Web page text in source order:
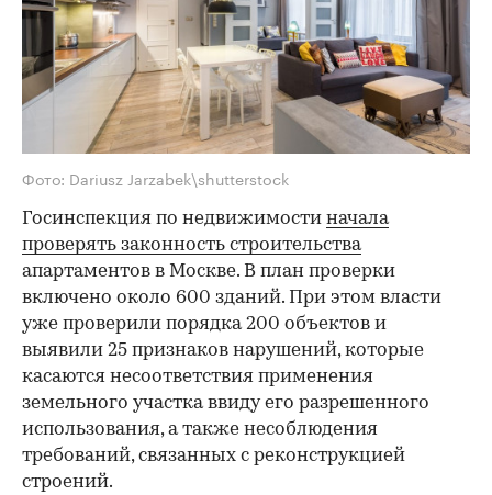
Фото: Dariusz Jarzabek\shutterstock
Госинспекция по недвижимости начала
проверять законность строительства
апартаментов в Москве. В план проверки
включено около 600 зданий. При этом власти
уже проверили порядка 200 объектов и
выявили 25 признаков нарушений, которые
касаются несоответствия применения
земельного участка ввиду его разрешенного
использования, а также несоблюдения
требований, связанных с реконструкцией
строений.